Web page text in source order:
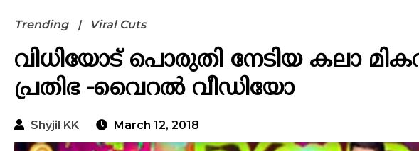
Trending Viral Cuts
വിധിയോട് പൊരുതി നേടിയ കലാ
പ്രതിഭ -വൈറൽ വീഡിയോ
Shyjil KK March 12, 2018